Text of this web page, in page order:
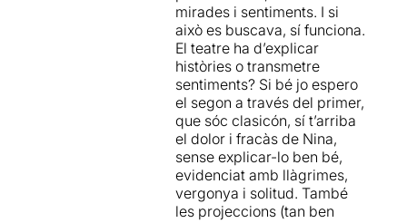
potser, la que més s'allunya
de l'obra original en haver
incorporat text
contemporani del mateix
Raimon Molins. De fet el
començament de la
proposta es correspon al
desenllaç de l'obra de
Txékhov amb la tornada de
Nina Mihailovna a províncies
després del seu fracàs com
a actriu a Moscou.
mirades i sentiments. I si
això es buscava, sí funciona.
El teatre ha d’explicar
històries o transmetre
sentiments? Si bé jo espero
el segon a través del primer,
que sóc clasicón, sí t’arriba
el dolor i fracàs de Nina,
sense explicar-lo ben bé,
evidenciat amb llàgrimes,
vergonya i solitud. També
les projeccions (tan ben